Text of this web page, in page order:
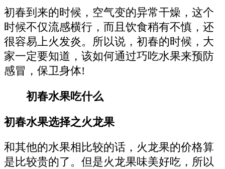
初春到来的时候，空气变的异常干燥，这个
时候不仅流感横行，而且饮食稍有不慎，还
很容易上火发炎。所以说，初春的时候，大
家一定要知道，该如何通过巧吃水果来预防
感冒，保卫身体!
初春水果吃什么
初春水果选择之火龙果
和其他的水果相比较的话，火龙果的价格算
是比较贵的了。但是火龙果味美好吃，所以